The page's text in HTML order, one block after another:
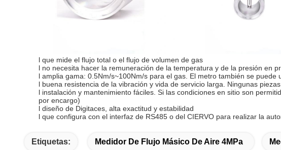
l que mide el flujo total o el flujo de volumen de gas
l no necesita hacer la remuneración de la temperatura y de la presión en
l amplia gama: 0.5Nm/s~100Nm/s para el gas. El metro también se
l buena resistencia de la vibración y vida de servicio larga. Ningunas
l instalación y mantenimiento fáciles. Si las condiciones en sitio son
por encargo)
l diseño de Digitaces, alta exactitud y estabilidad
l que configura con el interfaz de RS485 o del CIERVO para realizar la
Etiquetas: Medidor De Flujo Másico De Aire 4MPa